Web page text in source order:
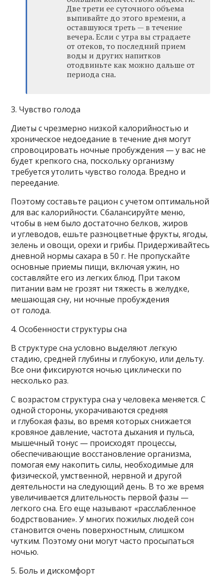
Две трети ее суточного объема
выпивайте до этого времени, а
оставшуюся треть — в течение
вечера. Если с утра вы страдаете
от отеков, то последний прием
воды и других напитков
отодвиньте как можно дальше от
периода сна.
3. Чувство голода
Диеты с чрезмерно низкой калорийностью и
хроническое недоедание в течение дня могут
спровоцировать ночные пробуждения — у вас не
будет крепкого сна, поскольку организму
требуется утолить чувство голода. Вредно и
переедание.
Поэтому составьте рацион с учетом оптимальной
для вас калорийности. Сбалансируйте меню,
чтобы в нем было достаточно белков, жиров
и углеводов, ешьте разноцветные фрукты, ягоды,
зелень и овощи, орехи и грибы. Придерживайтесь
дневной нормы сахара в 50 г. Не пропускайте
основные приемы пищи, включая ужин, но
составляйте его из легких блюд. При таком
питании вам не грозят ни тяжесть в желудке,
мешающая сну, ни ночные пробуждения
от голода.
4. Особенности структуры сна
В структуре сна условно выделяют легкую
стадию, средней глубины и глубокую, или дельту.
Все они фиксируются ночью циклически по
несколько раз.
С возрастом структура сна у человека меняется. С
одной стороны, укорачиваются средняя
и глубокая фазы, во время которых снижается
кровяное давление, частота дыхания и пульса,
мышечный тонус — происходят процессы,
обеспечивающие восстановление организма,
помогая ему накопить силы, необходимые для
физической, умственной, нервной и другой
деятельности на следующий день. В то же время
увеличивается длительность первой фазы —
легкого сна. Его еще называют «расслабленное
бодрствование». У многих пожилых людей сон
становится очень поверхностным, слишком
чутким. Поэтому они могут часто просыпаться
ночью.
5. Боль и дискомфорт